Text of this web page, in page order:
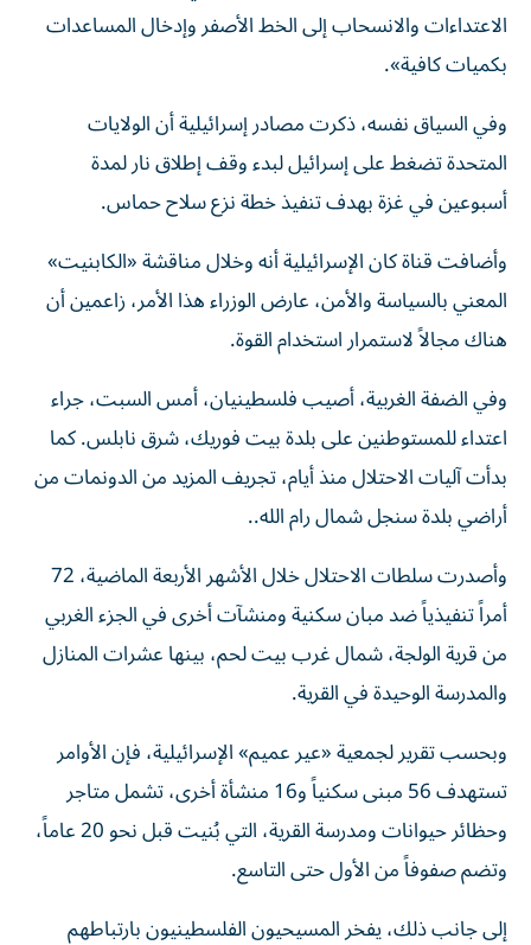
الاعتداءات والانسحاب إلى الخط الأصفر وإدخال المساعدات
بكميات كافية».
وفي السياق نفسه، ذكرت مصادر إسرائيلية أن الولايات
المتحدة تضغط على إسرائيل لبدء وقف إطلاق نار لمدة
أسبوعين في غزة بهدف تنفيذ خطة نزع سلاح حماس.
وأضافت قناة كان الإسرائيلية أنه وخلال مناقشة «الكابنيت»
المعني بالسياسة والأمن، عارض الوزراء هذا الأمر، زاعمين أن
هناك مجالاً لاستمرار استخدام القوة.
وفي الضفة الغربية، أصيب فلسطينيان، أمس السبت، جراء
اعتداء للمستوطنين على بلدة بيت فوريك، شرق نابلس. كما
بدأت آليات الاحتلال منذ أيام، تجريف المزيد من الدونمات من
أراضي بلدة سنجل شمال رام الله..
وأصدرت سلطات الاحتلال خلال الأشهر الأربعة الماضية، 72
أمراً تنفيذياً ضد مبان سكنية ومنشآت أخرى في الجزء الغربي
من قرية الولجة، شمال غرب بيت لحم، بينها عشرات المنازل
والمدرسة الوحيدة في القرية.
وبحسب تقرير لجمعية «عير عميم» الإسرائيلية، فإن الأوامر
تستهدف 56 مبنى سكنياً و16 منشأة أخرى، تشمل متاجر
وحظائر حيوانات ومدرسة القرية، التي بُنيت قبل نحو 20 عاماً،
وتضم صفوفاً من الأول حتى التاسع.
إلى جانب ذلك، يفخر المسيحيون الفلسطينيون بارتباطهم